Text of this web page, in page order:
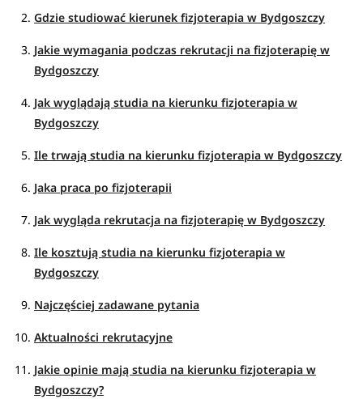
Gdzie studiować kierunek fizjoterapia w Bydgoszczy
Jakie wymagania podczas rekrutacji na fizjoterapię w
Bydgoszczy
Jak wyglądają studia na kierunku fizjoterapia w
Bydgoszczy
Ile trwają studia na kierunku fizjoterapia w Bydgoszczy
Jaka praca po fizjoterapii
Jak wygląda rekrutacja na fizjoterapię w Bydgoszczy
Ile kosztują studia na kierunku fizjoterapia w
Bydgoszczy
Najczęściej zadawane pytania
Aktualności rekrutacyjne
Jakie opinie mają studia na kierunku fizjoterapia w
Bydgoszczy?